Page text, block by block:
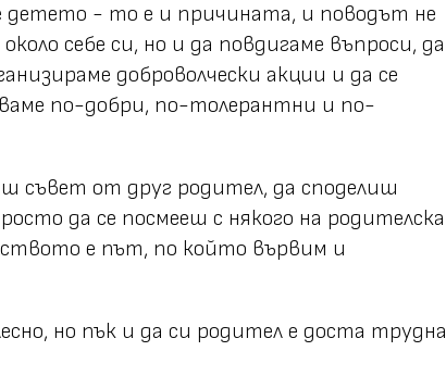
детето - то е и причината, и поводът не
себе си, но и да повдигаме въпроси, да
доброволчески акции и да се
по-добри, по-толерантни и по-
съвет от друг родител, да споделиш
да се посмееш с някого на родителска
е път, по който вървим и
но пък и да си родител е доста трудна